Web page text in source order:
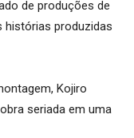
de produções de
histórias produzidas
Kojiro
seriada em uma